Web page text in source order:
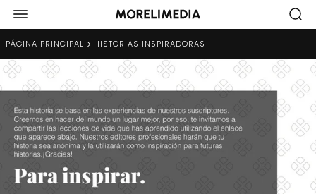
PÁGINA PRINCIPAL HISTORIAS INSPIRADORAS